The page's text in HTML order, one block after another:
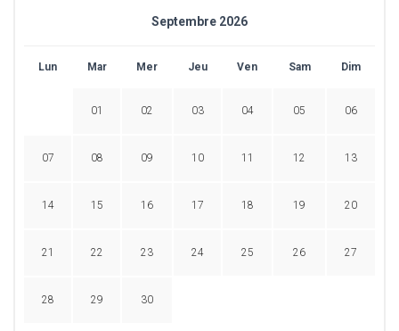
Septembre 2026
Lun Mar Mer Jeu Ven Sam Dim
01 02 03 04 05 06
07 08 09 10 11 12 13
14 15 16 17 18 19 20
21 22 23 24 25 26 27
28 29 30